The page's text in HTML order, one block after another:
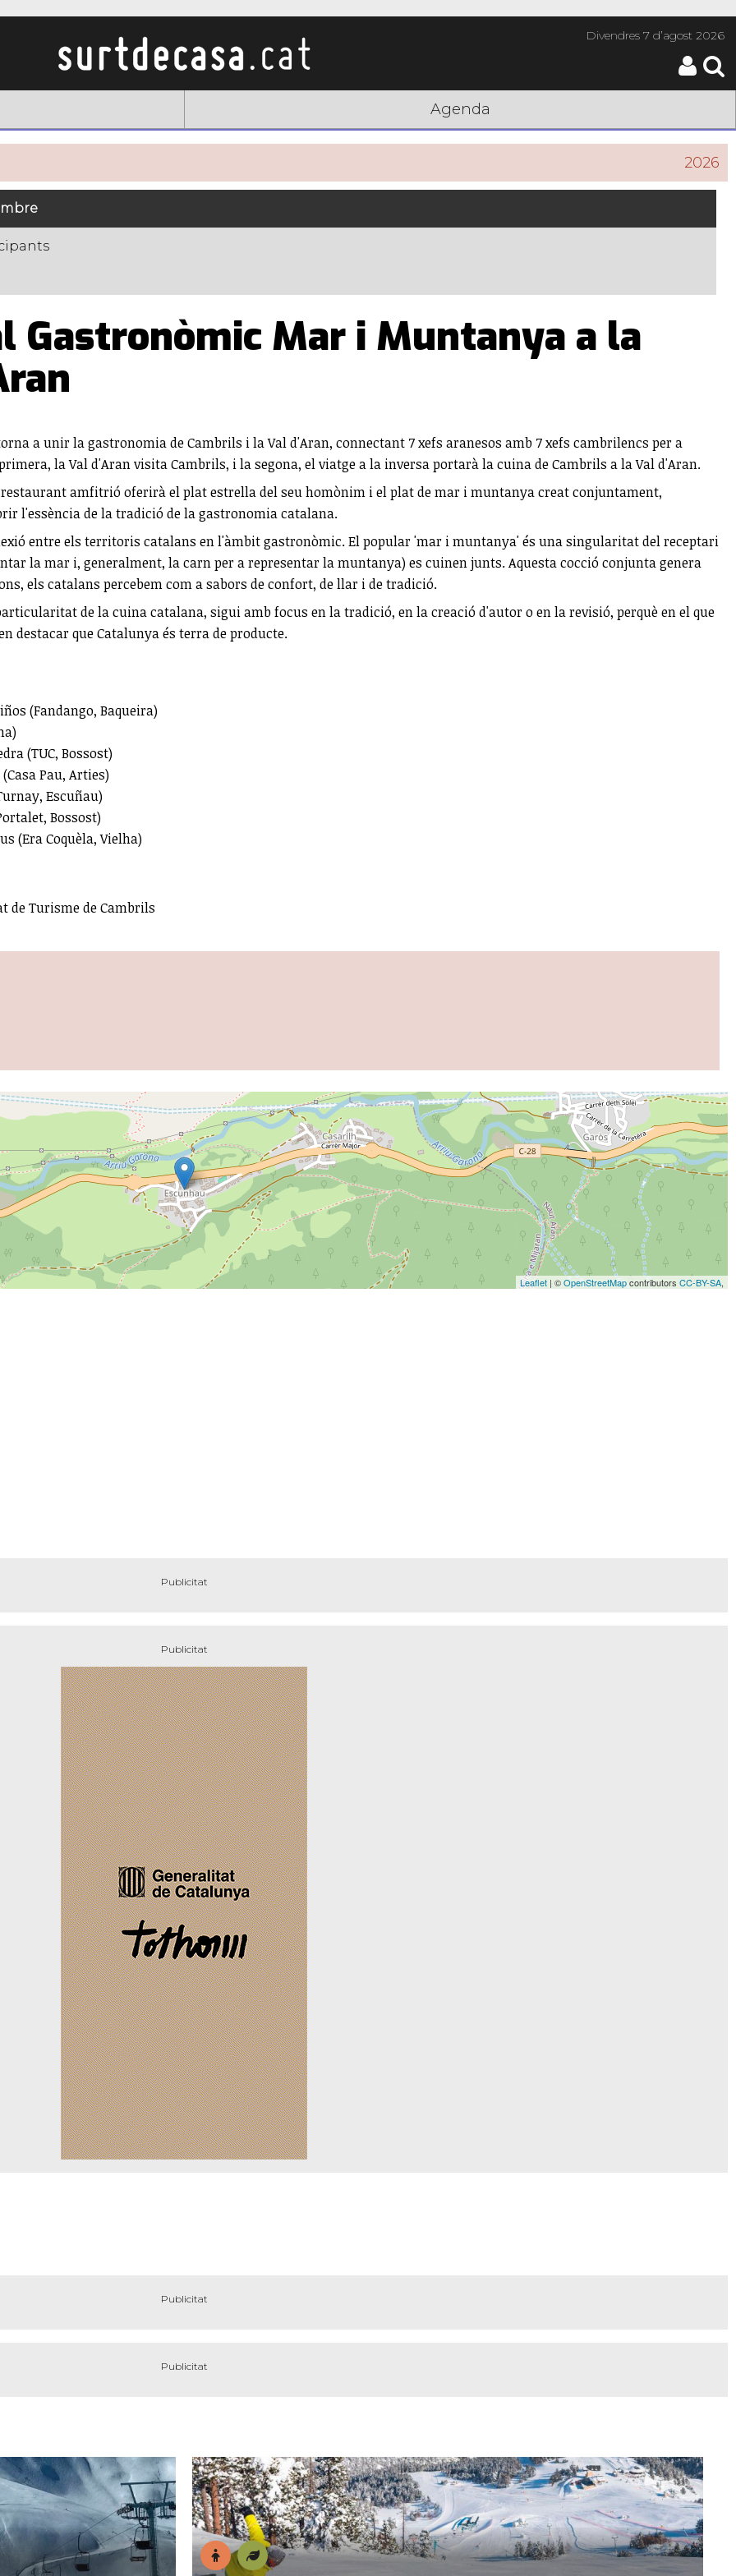
Divendres7 d’agost 2026
Agenda
2026
Gastronòmic Mar i Muntanya a la
a unir la gastronomia de Cambrils i la Val d'Aran, connectant 7 xefs aranesos amb 7 xefs cambrilencs per a
la Val d'Aran visita Cambrils, i la segona, el viatge a la inversa portarà la cuina de Cambrils a la Val d'Aran.
amfitrió oferirà el plat estrella del seu homònim i el plat de mar i muntanya creat conjuntament,
l'essència de la tradició de la gastronomia catalana.
entre els territoris catalans en l'àmbit gastronòmic. El popular 'mar i muntanya' és una singularitat del receptari
la mar i, generalment, la carn per a representar la muntanya) es cuinen junts. Aquesta cocció conjunta genera
els catalans percebem com a sabors de confort, de llar i de tradició.
de la cuina catalana, sigui amb focus en la tradició, en la creació d'autor o en la revisió, perquè en el que
destacar que Catalunya és terra de producte.
(Fandango, Baqueira)
(TUC, Bossost)
Pau, Arties)
Escuñau)
Bossost)
(Era Coquèla, Vielha)
de Turisme de Cambrils
Leaflet | ©OpenStreetMapcontributors CC-BY-SA,